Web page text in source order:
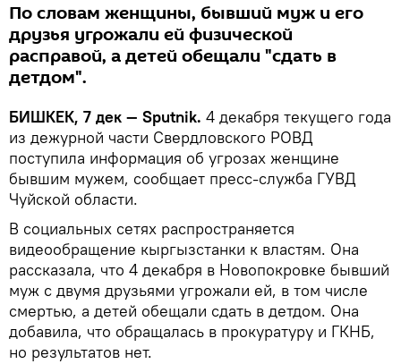
По словам женщины, бывший муж и его
друзья угрожали ей физической
расправой, а детей обещали "сдать в
детдом".
БИШКЕК, 7 дек — Sputnik. 4 декабря текущего года
из дежурной части Свердловского РОВД
поступила информация об угрозах женщине
бывшим мужем, сообщает пресс-служба ГУВД
Чуйской области.
В социальных сетях распространяется
видеообращение кыргызстанки к властям. Она
рассказала, что 4 декабря в Новопокровке бывший
муж с двумя друзьями угрожали ей, в том числе
смертью, а детей обещали сдать в детдом. Она
добавила, что обращалась в прокуратуру и ГКНБ,
но результатов нет.